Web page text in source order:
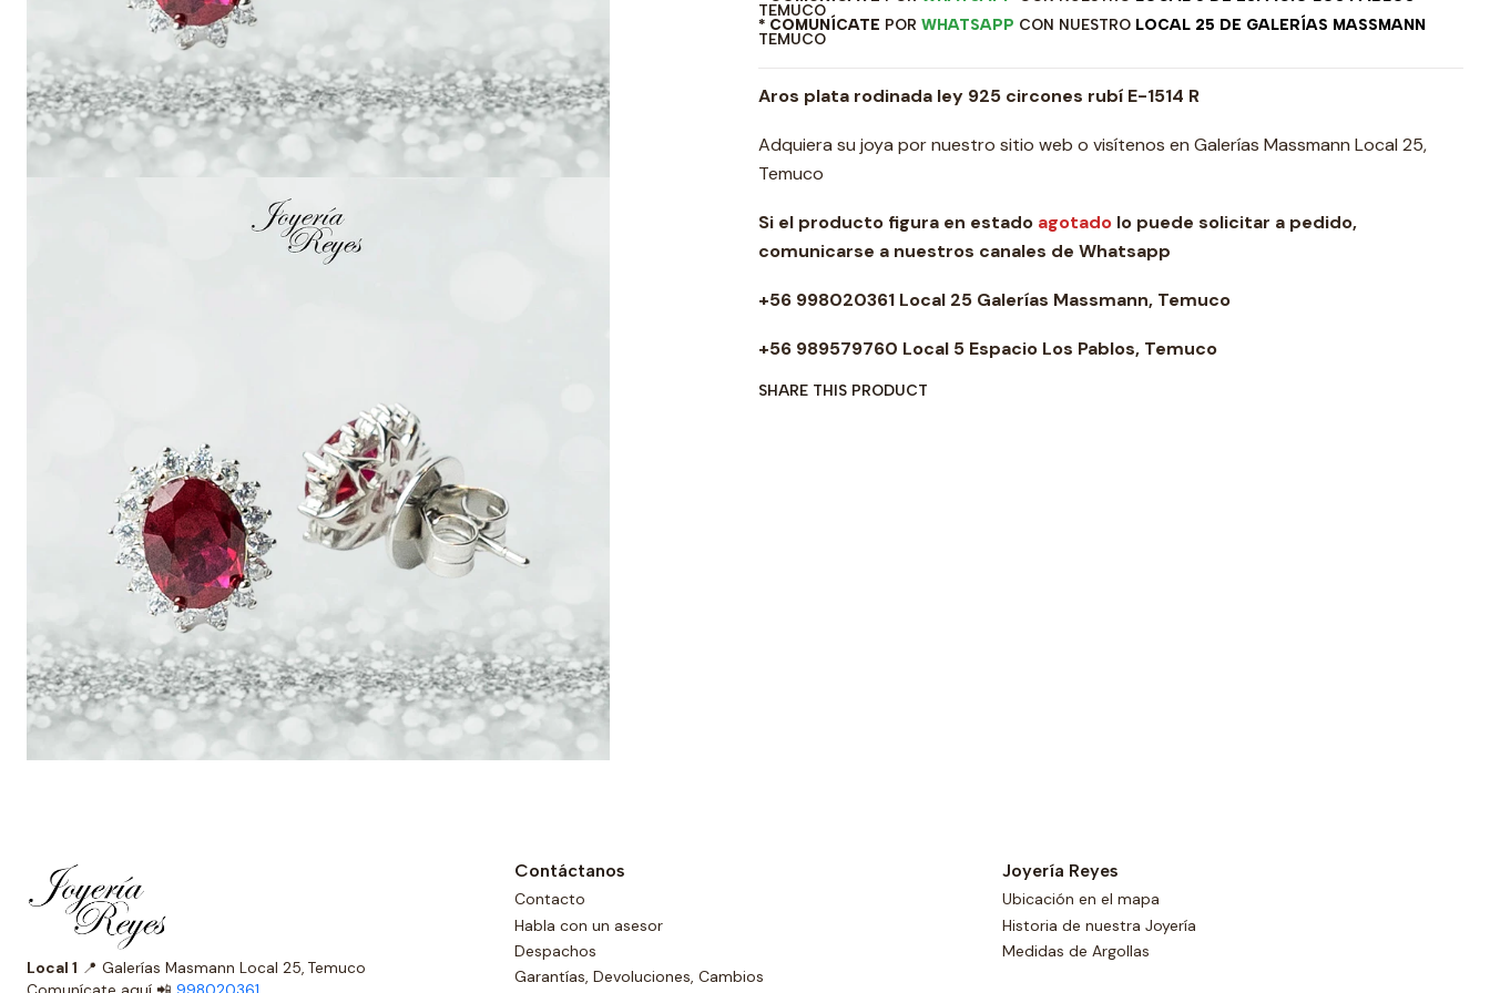
TEMUCO
* COMUNÍCATE POR WHATSAPP CON NUESTRO LOCAL 25 DE GALERÍAS MASSMANN
TEMUCO
Aros plata rodinada ley 925 circones rubí E-1514 R
Adquiera su joya por nuestro sitio web o visítenos en Galerías Massmann Local 25,
Temuco
Si el producto figura en estado agotado lo puede solicitar a pedido,
comunicarse a nuestros canales de Whatsapp
+56 998020361 Local 25 Galerías Massmann, Temuco
+56 989579760 Local 5 Espacio Los Pablos, Temuco
SHARE THIS PRODUCT
Local 1 📍 Galerías Masmann Local 25, Temuco
Contáctanos
Contacto
Habla con un asesor
Despachos
Garantías, Devoluciones, Cambios
Joyería Reyes
Ubicación en el mapa
Historia de nuestra Joyería
Medidas de Argollas